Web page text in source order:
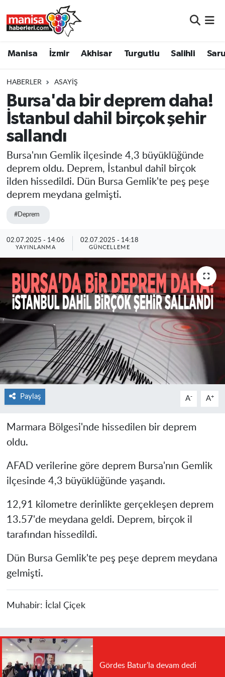
Manisa İzmir Akhisar Turgutlu Salihli
HABERLER ASAYIŞ
Bursa'da bir deprem daha!
İstanbul dahil birçok şehir
sallandı
Bursa'nın Gemlik ilçesinde 4,3 büyüklüğünde
deprem oldu. Deprem, İstanbul dahil birçok
ilden hissedildi. Dün Bursa Gemlik'te peş peşe
deprem meydana gelmişti.
#Deprem
02.07.2025 - 14:06
YAYINLANMA
02.07.2025 - 14:18
GÜNCELLEME
Paylaş A- A+
Marmara Bölgesi'nde hissedilen bir deprem
oldu.
AFAD verilerine göre deprem Bursa'nın Gemlik
ilçesinde 4,3 büyüklüğünde yaşandı.
12,91 kilometre derinlikte gerçekleşen deprem
13.57'de meydana geldi. Deprem, birçok il
tarafından hissedildi.
Dün Bursa Gemlik'te peş peşe deprem meydana
gelmişti.
Muhabir: İclal Çiçek
Gördes Batur'la devam dedi
Turgutlu
Salihli
Saruhanlı
Soma
Resmi İlanlar
Manisa Nöbetçi Eczaneler
Manisa Trafik Yoğunluk Haritası
Süper Lig Puan Durumu ve Fikstür
Tüm Manşetler
Son Dakika Haberleri
Haber Arşivi